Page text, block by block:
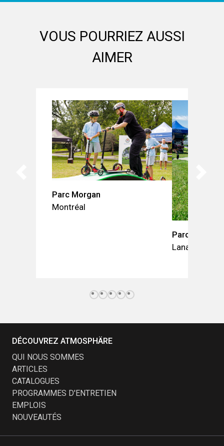
VOUS POURRIEZ AUSSI
AIMER
Parc Morgan
Montréal
Parc Jean-
Lanaudière
DÉCOUVREZ ATMOSPHÄRE
QUI NOUS SOMMES
ARTICLES
CATALOGUES
PROGRAMMES D'ENTRETIEN
EMPLOIS
NOUVEAUTÉS